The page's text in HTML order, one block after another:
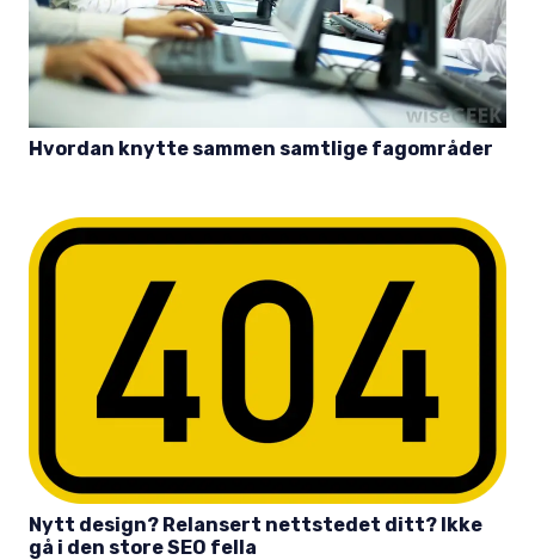
Hvordan knytte sammen samtlige fagområder
Nytt design? Relansert nettstedet ditt? Ikke
gå i den store SEO fella